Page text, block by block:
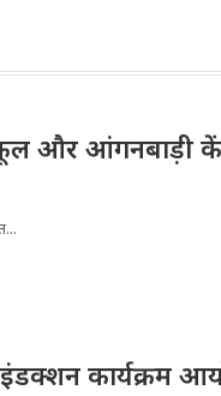
और आंगनबाड़ी
इंडक्शन कार्यक्रम